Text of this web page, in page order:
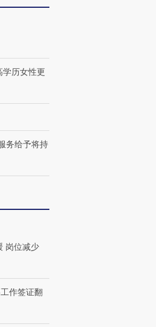
学历女性更
务给予将持
岗位减少
作签证翻